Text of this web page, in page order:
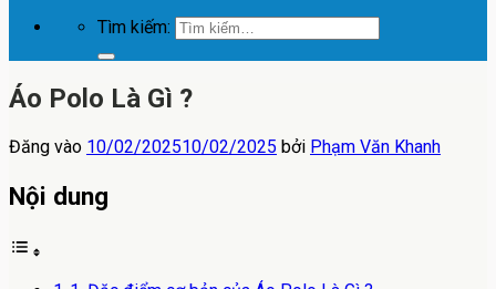
Tìm kiếm:
Áo Polo Là Gì ?
Đăng vào 10/02/202510/02/2025 bởi Phạm Văn Khanh
Nội dung